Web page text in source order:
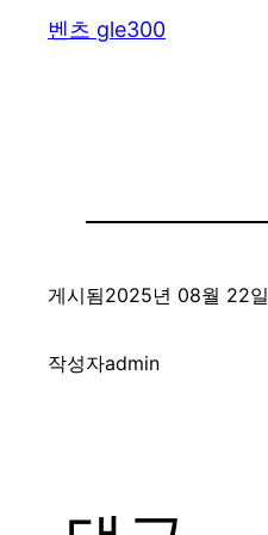
벤츠 gle300
게시됨2025년 08월 22일
작성자admin